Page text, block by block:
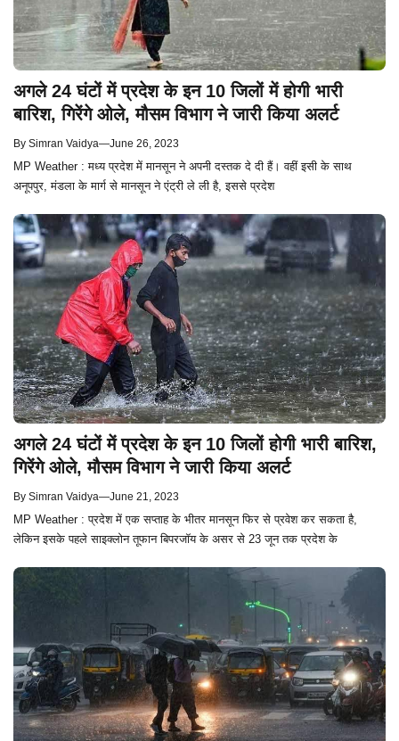
अगले 24 घंटों में प्रदेश के इन 10 जिलों में होगी भारी
बारिश, गिरेंगे ओले, मौसम विभाग ने जारी किया अलर्ट
By Simran Vaidya—June 26, 2023
MP Weather : मध्य प्रदेश में मानसून ने अपनी दस्तक दे दी हैं। वहीं इसी के साथ
अनूपपुर, मंडला के मार्ग से मानसून ने एंट्री ले ली है, इससे प्रदेश
अगले 24 घंटों में प्रदेश के इन 10 जिलों होगी भारी बारिश,
गिरेंगे ओले, मौसम विभाग ने जारी किया अलर्ट
By Simran Vaidya—June 21, 2023
MP Weather : प्रदेश में एक सप्ताह के भीतर मानसून फिर से प्रवेश कर सकता है,
लेकिन इसके पहले साइक्लोन तूफान बिपरजॉय के असर से 23 जून तक प्रदेश के